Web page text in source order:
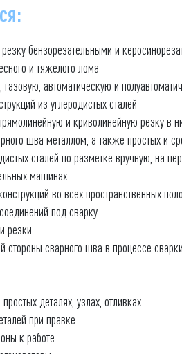
бензорезательными и
и тяжелого лома
автоматическую и
из углеродистых сталей
и криволинейную резку в
шва металлом, а также простых и
сталей по разметке вручную, на
машинах
во всех пространственных
под сварку
резки
стороны сварного шва в процессе
деталях, узлах, отливках
при правке
к работе